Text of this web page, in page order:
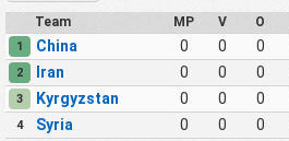
Team MP V O
1 China 0 0 0
2 Iran 0 0 0
3 Kyrgyzstan 0 0 0
4 Syria 0 0 0